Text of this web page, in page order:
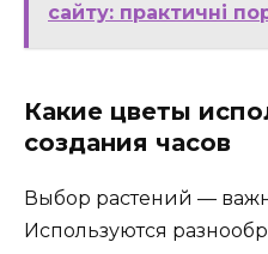
сайту: практичні
Какие цветы
создания часов
Выбор растений —
Используются